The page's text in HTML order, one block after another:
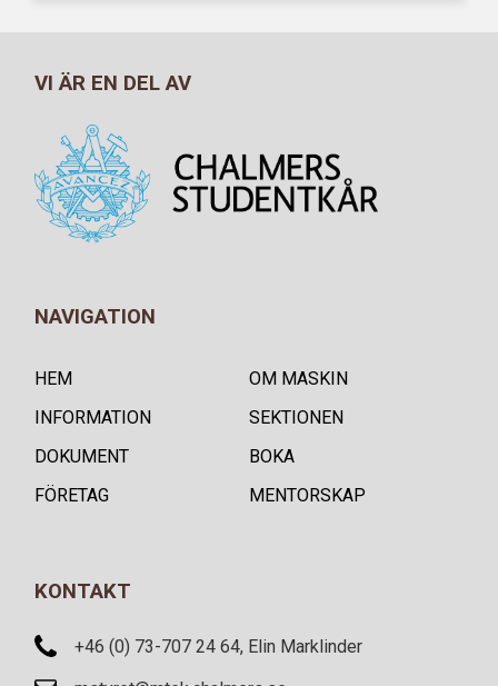
VI ÄR EN DEL AV
NAVIGATION
HEM
OM MASKIN
INFORMATION
SEKTIONEN
DOKUMENT
BOKA
FÖRETAG
MENTORSKAP
KONTAKT
+46 (0) 73-707 24 64, Elin Marklinder